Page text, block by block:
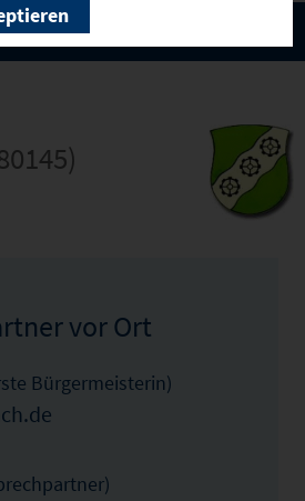
vor Ort
Bürgermeisterin)